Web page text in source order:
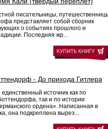
писательницы,
представляет собой сборник
о событиях прошлого и
Последняя жр...
- До прихода Гитлера
источник как по
так и по истории
ордена». Написанная в
она подкреплена вырез...